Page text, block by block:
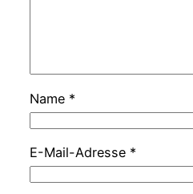
Name *
E-Mail-Adresse *